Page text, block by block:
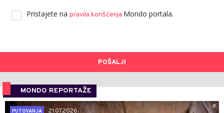
Pristajete na pravila korišćenja Mondo portala.
POŠALJI
MONDO REPORTAŽE
0
PUTOVANJA
21.07.2026.